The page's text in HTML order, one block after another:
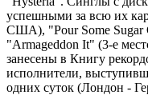
успешными за всю их
США), "Pour Some
"Armageddon It" (3-е
занесены в Книгу
исполнители,
одних суток (Лондон -